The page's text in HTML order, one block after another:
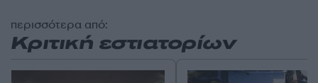
περισσότερα από:
Κριτική εστιατορίων